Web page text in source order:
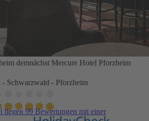
demnächst Mercure Hotel Pforzheim
- Schwarzwald - Pforzheim
liegen 99 Bewertungen mit einer